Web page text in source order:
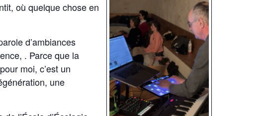
où quelque chose en
d’ambiances
. Parce que la
moi, c’est un
une